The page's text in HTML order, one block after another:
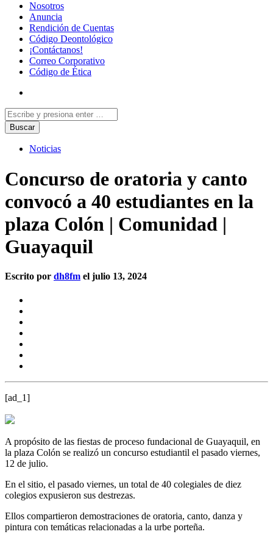
Nosotros
Anuncia
Rendición de Cuentas
Código Deontológico
¡Contáctanos!
Correo Corporativo
Código de Ética
Noticias
Concurso de oratoria y canto
convocó a 40 estudiantes en la
plaza Colón | Comunidad |
Guayaquil
Escrito por dh8fm el julio 13, 2024
[ad_1]
A propósito de las fiestas de proceso fundacional de Guayaquil, en
la plaza Colón se realizó un concurso estudiantil el pasado viernes,
12 de julio.
En el sitio, el pasado viernes, un total de 40 colegiales de diez
colegios expusieron sus destrezas.
Ellos compartieron demostraciones de oratoria, canto, danza y
pintura con temáticas relacionadas a la urbe porteña.